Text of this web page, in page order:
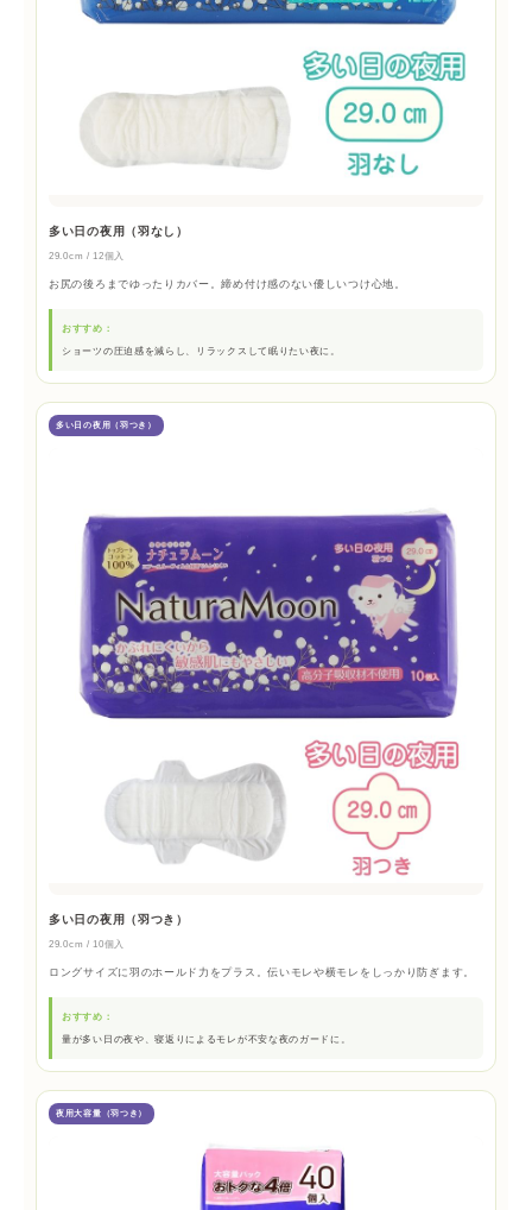
多い日の夜用（羽なし）
29.0cm / 12個入
お尻の後ろまでゆったりカバー。締め付け感のない優しいつけ心地。
おすすめ：
ショーツの圧迫感を減らし、リラックスして眠りたい夜に。
多い日の夜用（羽つき）
多い日の夜用（羽つき）
29.0cm / 10個入
ロングサイズに羽のホールド力をプラス。伝いモレや横モレをしっかり防ぎます。
おすすめ：
量が多い日の夜や、寝返りによるモレが不安な夜のガードに。
夜用大容量（羽つき）